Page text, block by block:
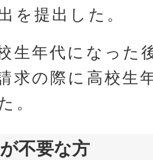
を提出した。
生年代になった
求の際に高校生
。
不要な方